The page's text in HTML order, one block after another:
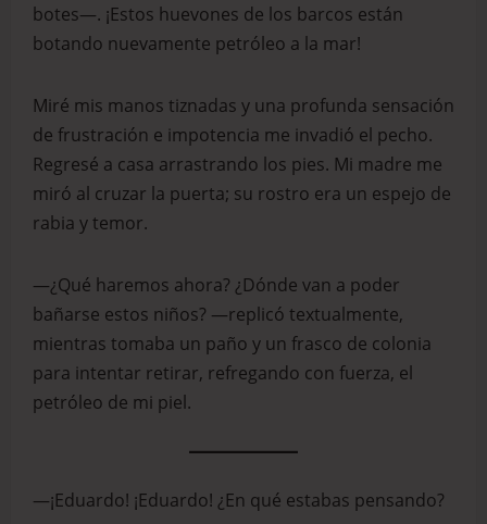
botes—. ¡Estos huevones de los barcos están
botando nuevamente petróleo a la mar!
Miré mis manos tiznadas y una profunda sensación
de frustración e impotencia me invadió el pecho.
Regresé a casa arrastrando los pies. Mi madre me
miró al cruzar la puerta; su rostro era un espejo de
rabia y temor.
—¿Qué haremos ahora? ¿Dónde van a poder
bañarse estos niños? —replicó textualmente,
mientras tomaba un paño y un frasco de colonia
para intentar retirar, refregando con fuerza, el
petróleo de mi piel.
—¡Eduardo! ¡Eduardo! ¿En qué estabas pensando?